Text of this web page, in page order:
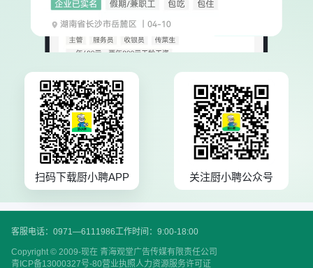
扫码下载厨小聘APP 关注厨小聘公众号
客服电话：0971—6111986工作时间：9:00-18:00
Copyright © 2009-现在 青海观堂广告传媒有限责任公司
青ICP备13000327号-80营业执照人力资源服务许可证